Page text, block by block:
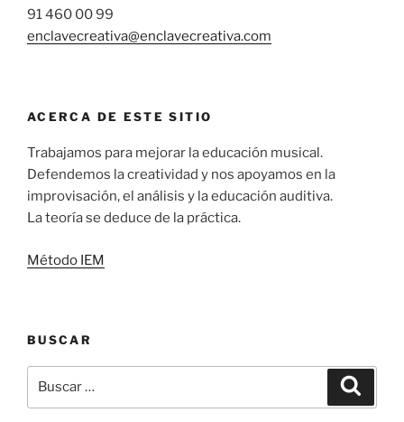
91 460 00 99
enclavecreativa@enclavecreativa.com
ACERCA DE ESTE SITIO
Trabajamos para mejorar la educación musical.
Defendemos la creatividad y nos apoyamos en la
improvisación, el análisis y la educación auditiva.
La teoría se deduce de la práctica.
Método IEM
BUSCAR
por: